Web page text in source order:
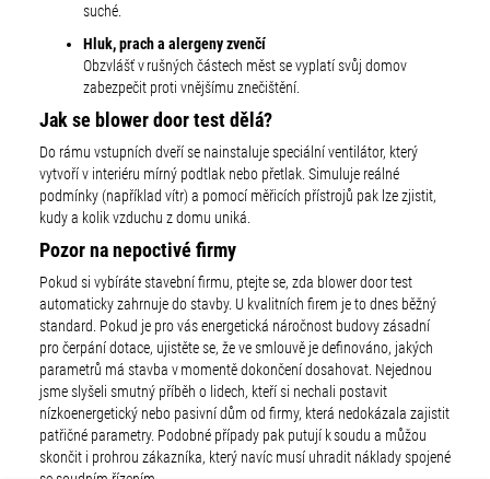
suché.
Hluk, prach a alergeny zvenčí
Obzvlášť v rušných částech měst se vyplatí svůj domov
zabezpečit proti vnějšímu znečištění.
Jak se blower door test dělá?
Do rámu vstupních dveří se nainstaluje speciální ventilátor, který
vytvoří v interiéru mírný podtlak nebo přetlak. Simuluje reálné
podmínky (například vítr) a pomocí měřicích přístrojů pak lze zjistit,
kudy a kolik vzduchu z domu uniká.
Pozor na nepoctivé firmy
Pokud si vybíráte stavební firmu, ptejte se, zda blower door test
automaticky zahrnuje do stavby. U kvalitních firem je to dnes běžný
standard. Pokud je pro vás energetická náročnost budovy zásadní
pro čerpání dotace, ujistěte se, že ve smlouvě je definováno, jakých
parametrů má stavba v momentě dokončení dosahovat. Nejednou
jsme slyšeli smutný příběh o lidech, kteří si nechali postavit
nízkoenergetický nebo pasivní dům od firmy, která nedokázala zajistit
patřičné parametry. Podobné případy pak putují k soudu a můžou
skončit i prohrou zákazníka, který navíc musí uhradit náklady spojené